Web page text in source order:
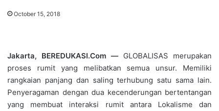
October 15, 2018
Jakarta, BEREDUKASI.Com — GLOBALISAS merupakan
proses rumit yang melibatkan semua unsur. Memiliki
rangkaian panjang dan saling terhubung satu sama lain.
Penyeragaman dengan dua kecenderungan bertentangan
yang membuat interaksi rumit antara Lokalisme dan